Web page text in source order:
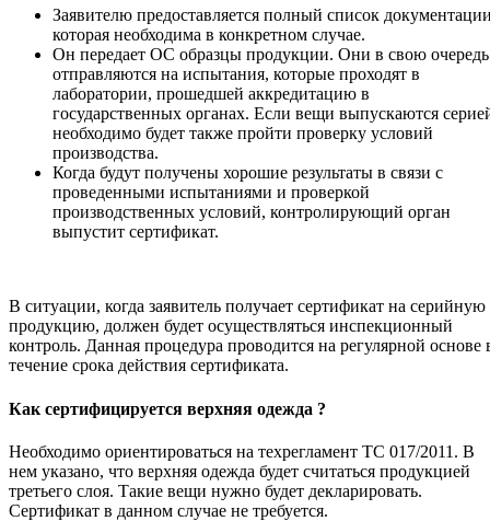
Заявителю предоставляется полный список
которая необходима в конкретном случае.
Он передает ОС образцы продукции. Они в свою очередь
отправляются на испытания, которые проходят в
лаборатории, прошедшей аккредитацию в
государственных органах. Если вещи выпускаются
необходимо будет также пройти проверку условий
производства.
Когда будут получены хорошие результаты в связи с
проведенными испытаниями и проверкой
производственных условий, контролирующий орган
выпустит сертификат.
В ситуации, когда заявитель получает сертификат на серийную
продукцию, должен будет осуществляться инспекционный
контроль. Данная процедура проводится на регулярной основе
течение срока действия сертификата.
Как сертифицируется верхняя одежда ?
Необходимо ориентироваться на техрегламент ТС 017/2011. В
нем указано, что верхняя одежда будет считаться продукцией
третьего слоя. Такие вещи нужно будет декларировать.
Сертификат в данном случае не требуется.